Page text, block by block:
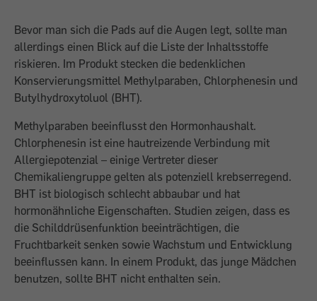
Bevor man sich die Pads auf die Augen legt, sollte man
allerdings einen Blick auf die Liste der Inhaltsstoffe
riskieren. Im Produkt stecken die bedenklichen
Konservierungsmittel Methylparaben, Chlorphenesin und
Butylhydroxytoluol (BHT).
Methylparaben beeinflusst den Hormonhaushalt.
Chlorphenesin ist eine hautreizende Verbindung mit
Allergiepotenzial – einige Vertreter dieser
Chemikaliengruppe gelten als potenziell krebserregend.
BHT ist biologisch schlecht abbaubar und hat
hormonähnliche Eigenschaften. Studien zeigen, dass es
die Schilddrüsenfunktion beeinträchtigen, die
Fruchtbarkeit senken sowie Wachstum und Entwicklung
beeinflussen kann. In einem Produkt, das junge Mädchen
benutzen, sollte BHT nicht enthalten sein.